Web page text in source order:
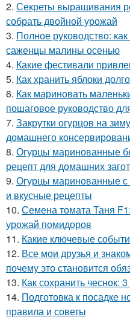
2. Секреты выращивания
собрать двойной урожай
3. Полное руководство:
саженцы малины осенью
4. Какие фестивали
5. Как хранить яблоки
6. Как мариновать
пошаговое руководство
7. Закрутки огурцов на
домашнего
8. Огурцы маринованные
рецепт для домашних
9. Огурцы маринованные с
и вкусные рецепты
10. Семена томата Таня
урожай помидоров
11. Какие ключевые
12. Все мои друзья и
почему это становится
13. Как сохранить чеснок:
14. Подготовка к посадке
правила и советы